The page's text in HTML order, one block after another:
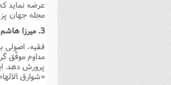
عرضه نماید
مجله جهان
3. میرزا هاشم آملى
فقیه، اصولى
مداوم موفّق
پرورش دهد.
«شوارق